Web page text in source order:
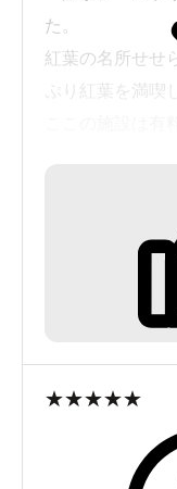
た。
紅葉の名所せせ
ぷり紅葉を満喫
北上する分には
けますが、下呂
路を通ってき
るので注意が必
ず坂本峠を越え
この旧道を通っ
いなぁというの
★★★★★